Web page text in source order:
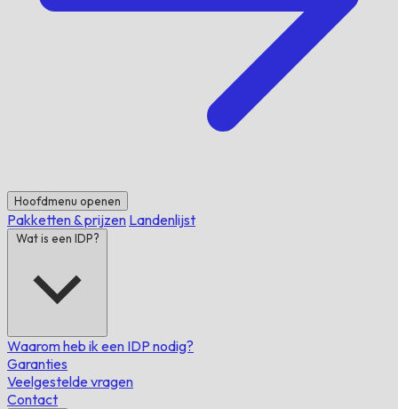
Hoofdmenu openen
Pakketten & prijzen Landenlijst
Wat is een IDP?
Waarom heb ik een IDP nodig?
Garanties
Veelgestelde vragen
Contact